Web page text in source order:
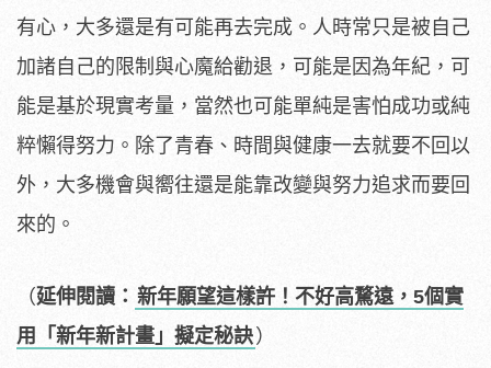
有心，大多還是有可能再去完成。人時常只是被自己
加諸自己的限制與心魔給勸退，可能是因為年紀，可
能是基於現實考量，當然也可能單純是害怕成功或純
粹懶得努力。除了青春、時間與健康一去就要不回以
外，大多機會與嚮往還是能靠改變與努力追求而要回
來的。
（延伸閱讀： 新年願望這樣許！不好高騖遠，5個實
用「新年新計畫」擬定秘訣 ）